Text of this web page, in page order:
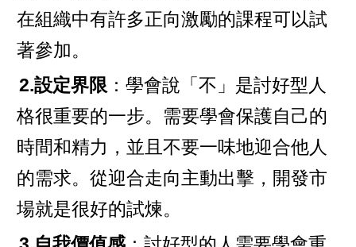
在組織中有許多正向激勵的課程可以試
著參加。
2.設定界限 ：學會說「不」是討好型人
格很重要的一步。需要學會保護自己的
時間和精力，並且不要一味地迎合他人
的需求。從迎合走向主動出擊，開發市
場就是很好的試煉。